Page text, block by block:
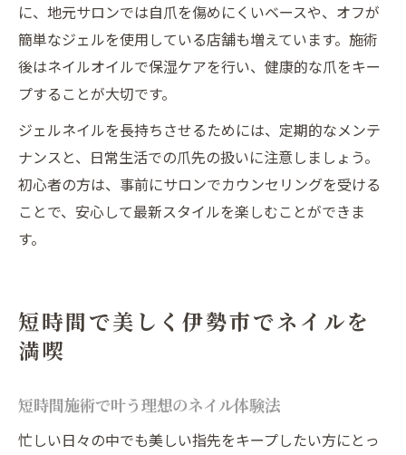
に、地元サロンでは自爪を傷めにくいベースや、オフが
簡単なジェルを使用している店舗も増えています。施術
後はネイルオイルで保湿ケアを行い、健康的な爪をキー
プすることが大切です。
ジェルネイルを長持ちさせるためには、定期的なメンテ
ナンスと、日常生活での爪先の扱いに注意しましょう。
初心者の方は、事前にサロンでカウンセリングを受ける
ことで、安心して最新スタイルを楽しむことができま
す。
短時間で美しく伊勢市でネイルを
満喫
短時間施術で叶う理想のネイル体験法
忙しい日々の中でも美しい指先をキープしたい方にとっ